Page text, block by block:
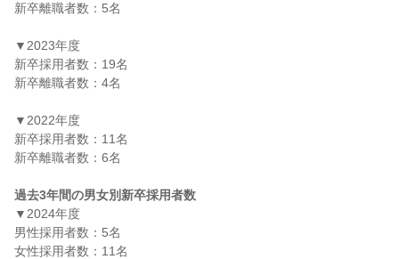
新卒離職者数：5名
▼2023年度
新卒採用者数：19名
新卒離職者数：4名
▼2022年度
新卒採用者数：11名
新卒離職者数：6名
過去3年間の男女別新卒採用者数
▼2024年度
男性採用者数：5名
女性採用者数：11名